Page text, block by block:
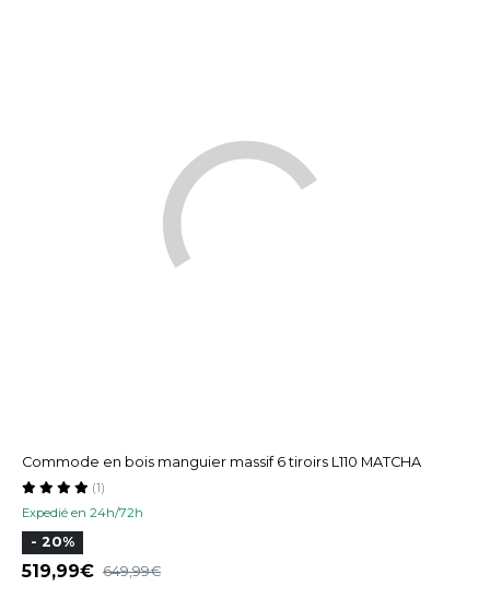
Commode en bois manguier massif 6 tiroirs L110 MATCHA
Expedié en 24h/72h
(1)
- 20%
519,99 649,99